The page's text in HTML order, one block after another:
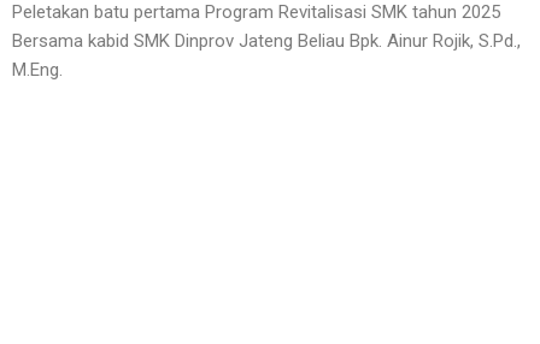
Peletakan batu pertama Program Revitalisasi SMK tahun 2025
Bersama kabid SMK Dinprov Jateng Beliau Bpk. Ainur Rojik, S.Pd.,
M.Eng.